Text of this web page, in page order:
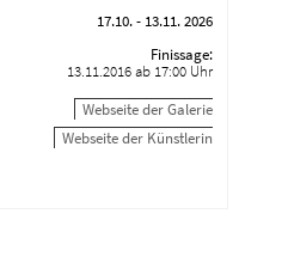
17.10. - 13.11. 2026
Finissage:
13.11.2016 ab 17:00 Uhr
Webseite der Galerie
Webseite der Künstlerin